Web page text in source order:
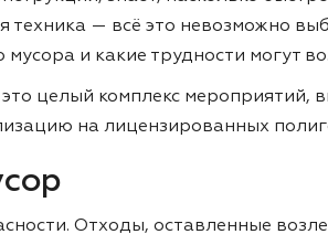
— всё это невозможно
и какие трудности могут
это целый комплекс
на лицензированных
Отходы, оставленные